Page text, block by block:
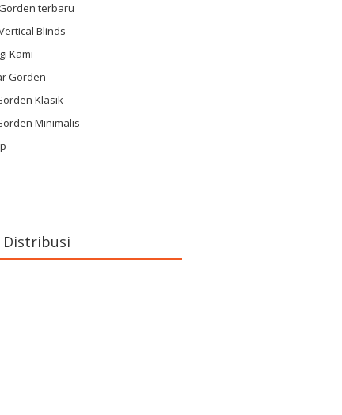
terbaru
Blinds
Kami
Gorden
Klasik
Minimalis
Distribusi